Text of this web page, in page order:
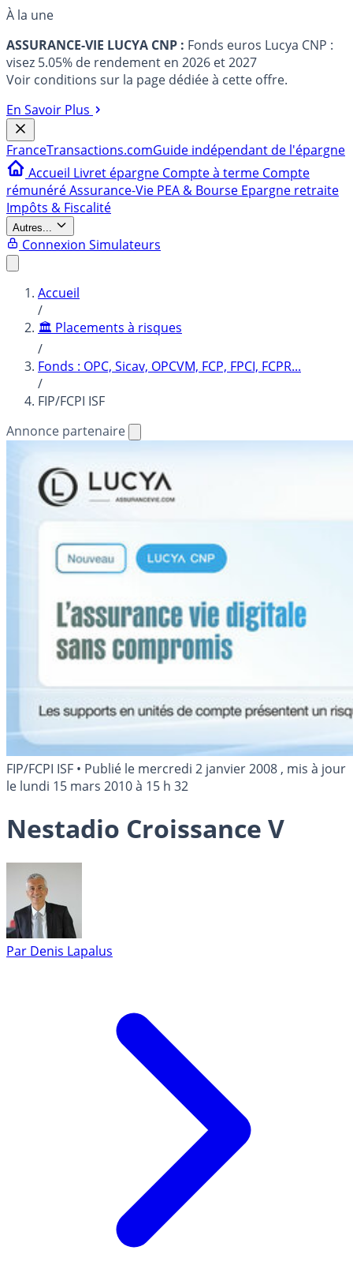
À la une
ASSURANCE-VIE LUCYA CNP : Fonds euros Lucya CNP :
visez 5.05% de rendement en 2026 et 2027
Voir conditions sur la page dédiée à cette offre.
En Savoir Plus
FranceTransactions.comGuide indépendant de l'épargne
Accueil Livret épargne Compte à terme Compte
rémunéréAssurance-Vie PEA & Bourse Epargne retraite
Impôts & Fiscalité
Autres...
Connexion Simulateurs
Accueil
/
🏛️ Placements à risques
/
Fonds : OPC, Sicav, OPCVM, FCP, FPCI, FCPR...
/
FIP/FCPI ISF
Annonce partenaire
FIP/FCPI ISF • Publié le mercredi 2 janvier 2008 , mis à jour
le lundi 15 mars 2010 à 15 h 32
Nestadio Croissance V
Par Denis Lapalus